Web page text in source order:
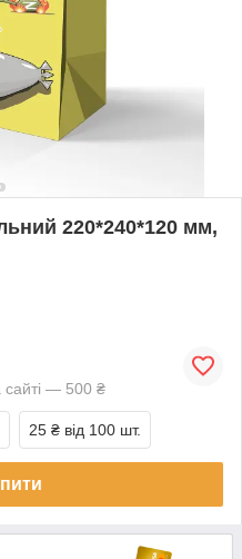
220*240*120 мм,
сайті — 500 ₴
25 ₴ від 100 шт.